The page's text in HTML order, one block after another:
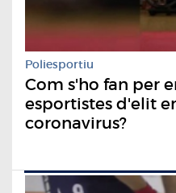
Poliesportiu
Com s'ho fan per
esportistes d'elit
coronavirus?